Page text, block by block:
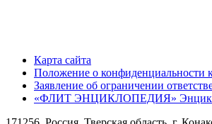
Карта сайта
Положение о конфиденциальности
Заявление об ограничении
«ФЛИТ ЭНЦИКЛОПЕДИЯ»